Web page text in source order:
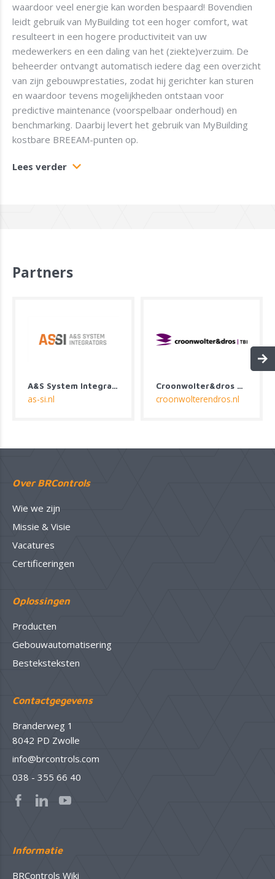
waardoor veel energie kan worden bespaard! Bovendien
leidt gebruik van MyBuilding tot een hoger comfort, wat
resulteert in een hogere productiviteit van uw
medewerkers en een daling van het (ziekte)verzuim. De
beheerder ontvangt automatisch iedere dag een overzicht
van zijn gebouwprestaties, zodat hij gerichter kan sturen
en waardoor tevens mogelijkheden ontstaan voor
predictive maintenance (voorspelbaar onderhoud) en
benchmarking. Daarbij levert het gebruik van MyBuilding
kostbare BREEAM-punten op.
Lees verder
Partners
A&S System Integrators
as-si.nl
Croonwolter&dros B.V.
croonwolterendros.nl
Over BRControls
Wie we zijn
Missie & Visie
Vacatures
Certificeringen
Oplossingen
Producten
Gebouwautomatisering
Besteksteksten
Contactgegevens
Branderweg 1
8042 PD Zwolle
info@brcontrols.com
038 - 355 66 40
Informatie
BRControls Wiki